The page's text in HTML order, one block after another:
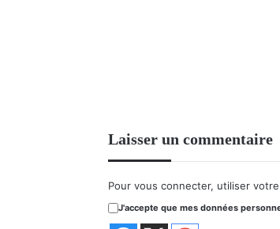
Laisser un commentaire
Pour vous connecter, utiliser
J'accepte que mes données